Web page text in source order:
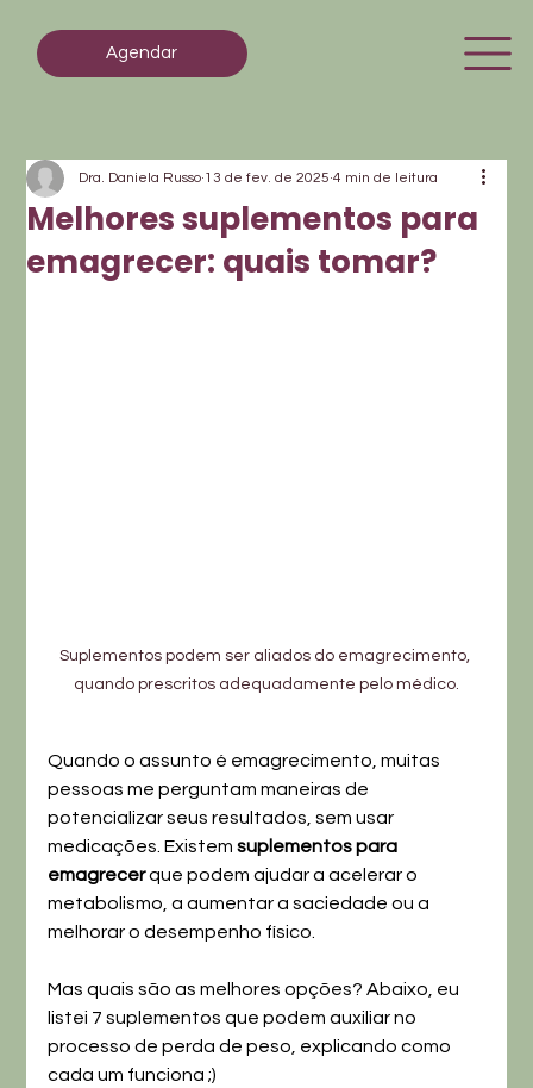
Agendar
Melhores suplementos para
emagrecer: quais tomar?
Dra. Daniela Russo 13 de fev. de 2025 4 min de leitura
Suplementos podem ser aliados do emagrecimento,
quando prescritos adequadamente pelo médico.
Quando o assunto é emagrecimento, muitas
pessoas me perguntam maneiras de
potencializar seus resultados, sem usar
medicações. Existem suplementos para
emagrecer que podem ajudar a acelerar o
metabolismo, a aumentar a saciedade ou a
melhorar o desempenho físico.
Mas quais são as melhores opções? Abaixo, eu
listei 7 suplementos que podem auxiliar no
processo de perda de peso, explicando como
cada um funciona ;)